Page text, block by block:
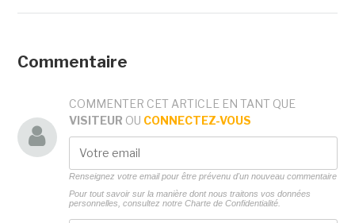
Commentaire
COMMENTER CET ARTICLE EN TANT QUE
VISITEUR OU CONNECTEZ-VOUS
Renseignez votre email pour être prévenu d'un nouveau commentaire
Pour tout savoir sur la manière dont nous traitons vos données
personnelles, consultez notre Charte de Confidentialité.